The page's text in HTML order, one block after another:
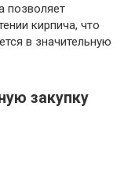
позволяет
кирпича, что
в значительную
закупку